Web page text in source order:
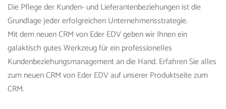
Die Pflege der Kunden- und Lieferantenbeziehungen ist die
Grundlage jeder erfolgreichen Unternehmensstrategie.
Mit dem neuen CRM von Eder EDV geben wir Ihnen ein
galaktisch gutes Werkzeug für ein professionelles
Kundenbeziehungsmanagement an die Hand. Erfahren Sie alles
zum neuen CRM von Eder EDV auf unserer Produktseite zum
CRM.